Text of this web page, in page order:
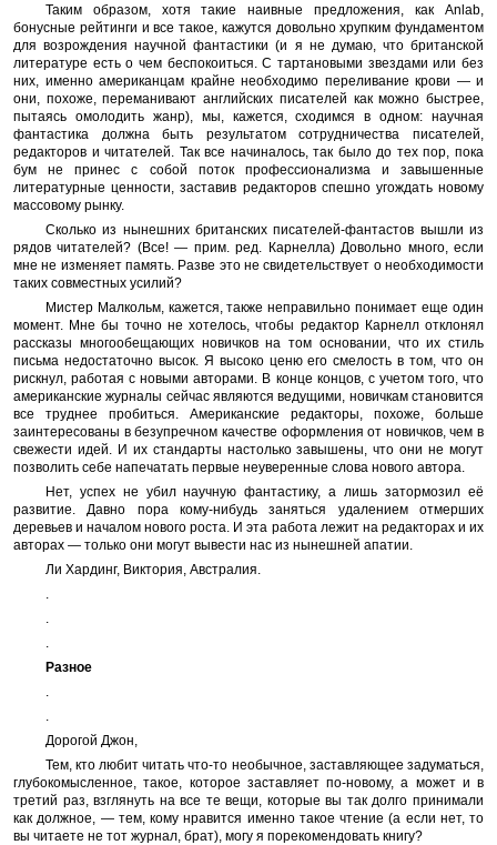
Таким образом, хотя такие наивные предложения, как Anlab,
бонусные рейтинги и все такое, кажутся довольно хрупким фундаментом
для возрождения научной фантастики (и я не думаю, что британской
литературе есть о чем беспокоиться. С тартановыми звездами или без
них, именно американцам крайне необходимо переливание крови — и
они, похоже, переманивают английских писателей как можно быстрее,
пытаясь омолодить жанр), мы, кажется, сходимся в одном: научная
фантастика должна быть результатом сотрудничества писателей,
редакторов и читателей. Так все начиналось, так было до тех пор, пока
бум не принес с собой поток профессионализма и завышенные
литературные ценности, заставив редакторов спешно угождать новому
массовому рынку.
Сколько из нынешних британских писателей-фантастов вышли из
рядов читателей? (Все! — прим. ред. Карнелла) Довольно много, если
мне не изменяет память. Разве это не свидетельствует о необходимости
таких совместных усилий?
Мистер Малкольм, кажется, также неправильно понимает еще один
момент. Мне бы точно не хотелось, чтобы редактор Карнелл отклонял
рассказы многообещающих новичков на том основании, что их стиль
письма недостаточно высок. Я высоко ценю его смелость в том, что он
рискнул, работая с новыми авторами. В конце концов, с учетом того, что
американские журналы сейчас являются ведущими, новичкам становится
все труднее пробиться. Американские редакторы, похоже, больше
заинтересованы в безупречном качестве оформления от новичков, чем в
свежести идей. И их стандарты настолько завышены, что они не могут
позволить себе напечатать первые неуверенные слова нового автора.
Нет, успех не убил научную фантастику, а лишь затормозил её
развитие. Давно пора кому-нибудь заняться удалением отмерших
деревьев и началом нового роста. И эта работа лежит на редакторах и их
авторах — только они могут вывести нас из нынешней апатии.
Ли Хардинг, Виктория, Австралия.
.
.
.
Разное
.
.
Дорогой Джон,
Тем, кто любит читать что-то необычное, заставляющее задуматься,
глубокомысленное, такое, которое заставляет по-новому, а может и в
третий раз, взглянуть на все те вещи, которые вы так долго принимали
как должное, — тем, кому нравится именно такое чтение (а если нет, то
вы читаете не тот журнал, брат), могу я порекомендовать книгу?